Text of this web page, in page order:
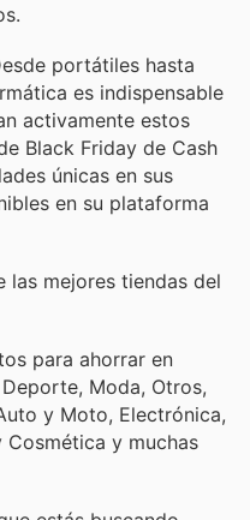
portátiles hasta
es indispensable
activamente estos
Black Friday de Cash
únicas en sus
en su plataforma
mejores tiendas del
para ahorrar en
Moda, Otros,
y Moto, Electrónica,
Cosmética y muchas